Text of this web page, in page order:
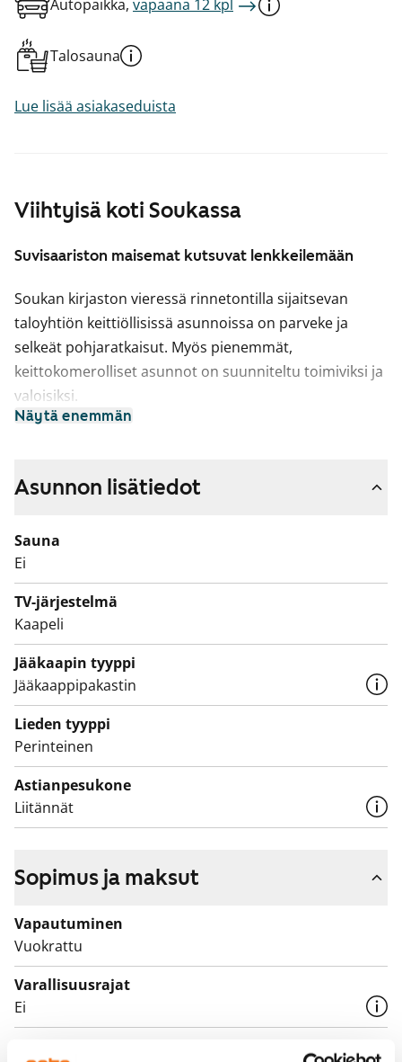
Viihtyisä koti Soukassa
Suvisaariston maisemat kutsuvat lenkkeilemään
Soukan kirjaston vieressä rinnetontilla sijaitsevan
taloyhtiön keittiöllisissä asunnoissa on parveke ja
selkeät pohjaratkaisut. Myös pienemmät,
keittokomerolliset asunnot on suunniteltu toimiviksi ja
valoisiksi.
huoneistokohtainen remonttiaika on noin 4 viikkoa ja
kohdistuvalta remonttiajalta saat 50 %
vuokrahyvityksen, joka suoritetaan urakan
valmistuessa.
Näytä enemmän
Autopaikka, vapaana 12 kpl
Talosauna
Lue lisää asiakaseduista
Asunnon lisätiedot
Sauna
Ei
TV-järjestelmä
Kaapeli
Jääkaapin tyyppi
Jääkaappipakastin
Lieden tyyppi
Perinteinen
Astianpesukone
Liitännät
Sopimus ja maksut
Vapautuminen
Vuokrattu
Varallisuusrajat
Ei